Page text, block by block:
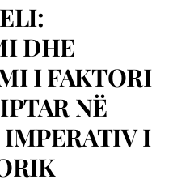
DHE
I FAKTORI
NË
I